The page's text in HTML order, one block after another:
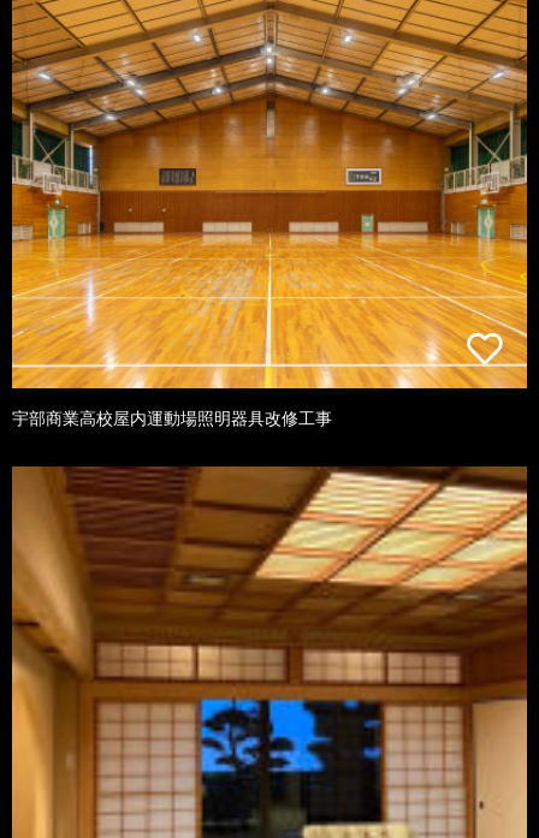
宇部商業高校屋内運動場照明器具改修工事